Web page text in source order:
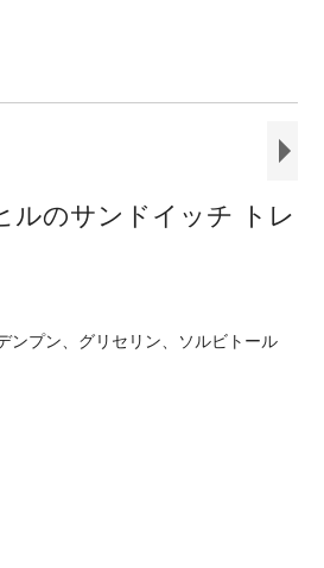
ルのサンドイッチ トレ
ンプン、グリセリン、ソルビトール